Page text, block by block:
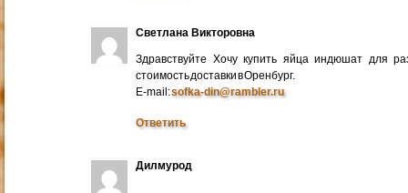
Светлана Викторовна
Здравствуйте Хочу купить яйца индюшат для
стоимость доставки в Оренбург.
E-mail:sofka-din@rambler.ru
Ответить
Дилмурод